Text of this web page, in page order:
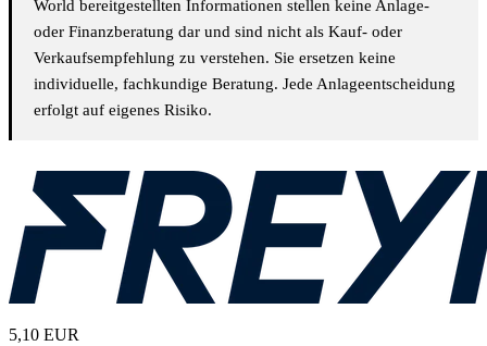
World bereitgestellten Informationen stellen keine Anlage-
oder Finanzberatung dar und sind nicht als Kauf- oder
Verkaufsempfehlung zu verstehen. Sie ersetzen keine
individuelle, fachkundige Beratung. Jede Anlageentscheidung
erfolgt auf eigenes Risiko.
5,10 EUR